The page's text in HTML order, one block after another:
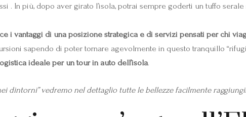
. In più, dopo aver girato l’isola, potrai sempre goderti un tuffo
i vantaggi di una posizione strategica e di servizi pensati per chi
sapendo di poter tornare agevolmente in questo tranquillo
ideale per un tour in auto dell’isola.
dintorni” vedremo nel dettaglio tutte le bellezze facilmente